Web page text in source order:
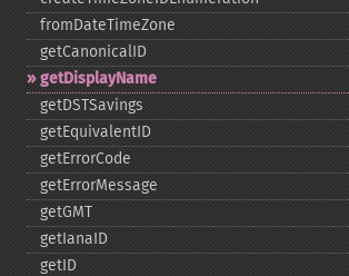
fromDateTimeZone
getCanonicalID
getDisplayName
getDSTSavings
getEquivalentID
getErrorCode
getErrorMessage
getGMT
getIanaID
getID